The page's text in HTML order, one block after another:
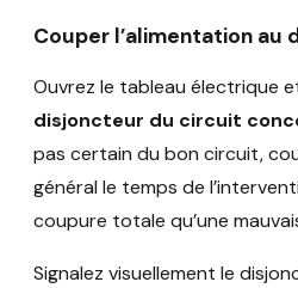
Couper l’alimentation au
Ouvrez le tableau électrique
disjoncteur du circuit
pas certain du bon circuit,
général le temps de
coupure totale qu’une
Signalez visuellement le